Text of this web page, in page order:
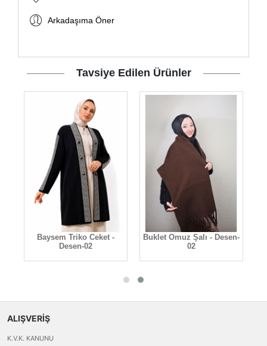
Arkadaşıma Öner
Tavsiye Edilen Ürünler
Baysem Triko Ceket -
Desen-02
Buklet Omuz Şalı - Desen-
02
ALIŞVERİŞ
K.V.K. KANUNU